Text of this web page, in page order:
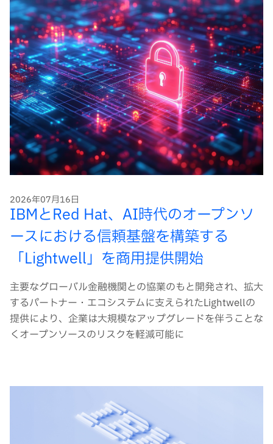
2026年07月16日
IBMとRed Hat、AI時代のオープンソ
ースにおける信頼基盤を構築する
「Lightwell」を商用提供開始
主要なグローバル金融機関との協業のもと開発され、拡大
するパートナー・エコシステムに支えられたLightwellの
提供により、企業は大規模なアップグレードを伴うことな
くオープンソースのリスクを軽減可能に